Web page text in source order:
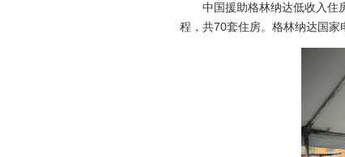
中国援助格林纳达低收入住房
程，共70套住房。格林纳达国家